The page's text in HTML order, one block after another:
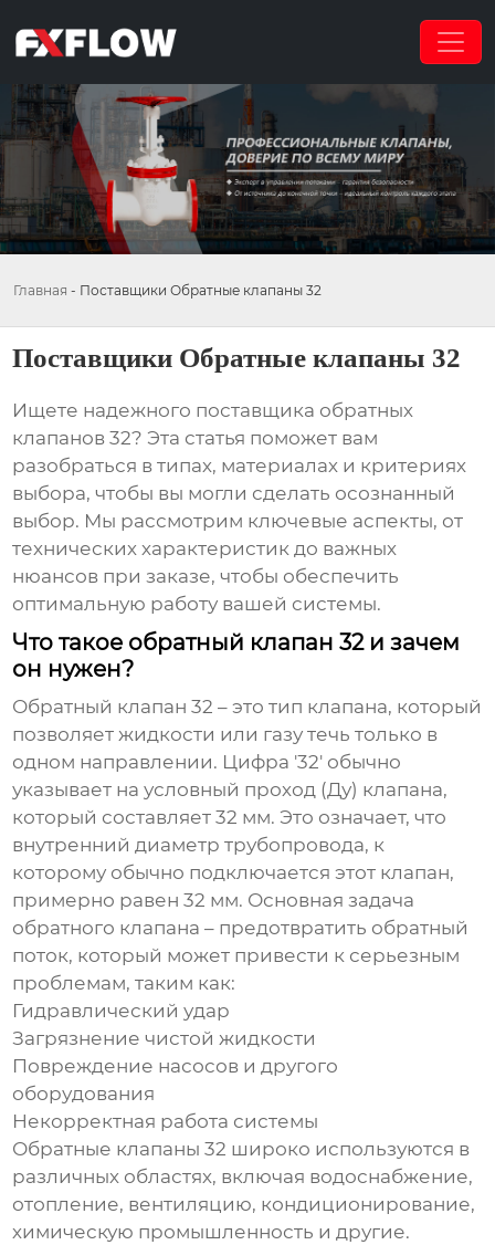
Главная - Поставщики Обратные клапаны 32
Поставщики Обратные клапаны 32
Ищете надежного поставщика обратных
клапанов 32? Эта статья поможет вам
разобраться в типах, материалах и критериях
выбора, чтобы вы могли сделать осознанный
выбор. Мы рассмотрим ключевые аспекты, от
технических характеристик до важных
нюансов при заказе, чтобы обеспечить
оптимальную работу вашей системы.
Что такое обратный клапан 32 и зачем
он нужен?
Обратный клапан 32 – это тип клапана, который
позволяет жидкости или газу течь только в
одном направлении. Цифра '32' обычно
указывает на условный проход (Ду) клапана,
который составляет 32 мм. Это означает, что
внутренний диаметр трубопровода, к
которому обычно подключается этот клапан,
примерно равен 32 мм. Основная задача
обратного клапана – предотвратить обратный
поток, который может привести к серьезным
проблемам, таким как:
Гидравлический удар
Загрязнение чистой жидкости
Повреждение насосов и другого
оборудования
Некорректная работа системы
Обратные клапаны 32 широко используются в
различных областях, включая водоснабжение,
отопление, вентиляцию, кондиционирование,
химическую промышленность и другие.